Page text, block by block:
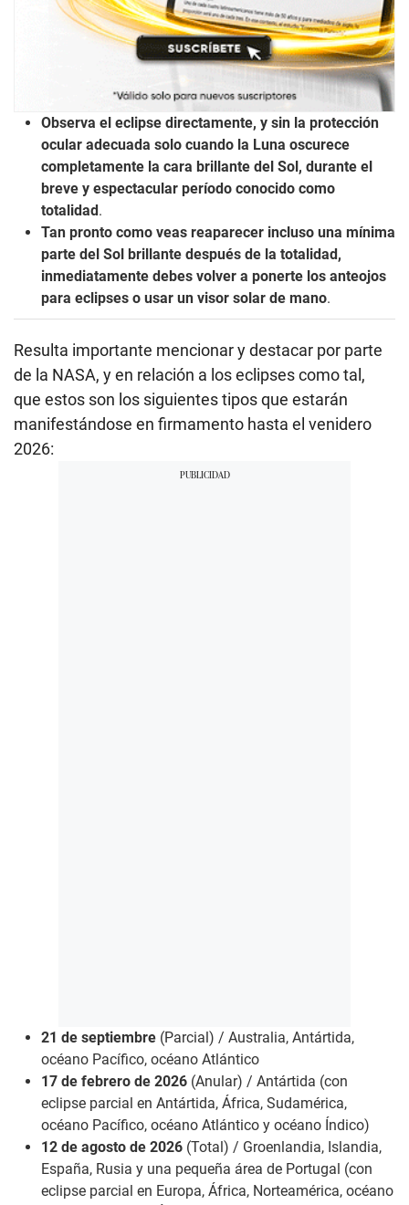
Observa el eclipse directamente, y sin la protección
ocular adecuada solo cuando la Luna oscurece
completamente la cara brillante del Sol, durante el
breve y espectacular período conocido como
totalidad .
Tan pronto como veas reaparecer incluso una mínima
parte del Sol brillante después de la totalidad,
inmediatamente debes volver a ponerte los anteojos
para eclipses o usar un visor solar de mano.
Resulta importante mencionar y destacar por parte
de la NASA, y en relación a los eclipses como tal,
que estos son los siguientes tipos que estarán
manifestándose en firmamento hasta el venidero
2026:
21 de septiembre (Parcial) / Australia, Antártida,
océano Pacífico, océano Atlántico
17 de febrero de 2026 (Anular) / Antártida (con
eclipse parcial en Antártida, África, Sudamérica,
océano Pacífico, océano Atlántico y océano Índico)
12 de agosto de 2026 (Total) / Groenlandia, Islandia,
España, Rusia y una pequeña área de Portugal (con
eclipse parcial en Europa, África, Norteamérica, océano